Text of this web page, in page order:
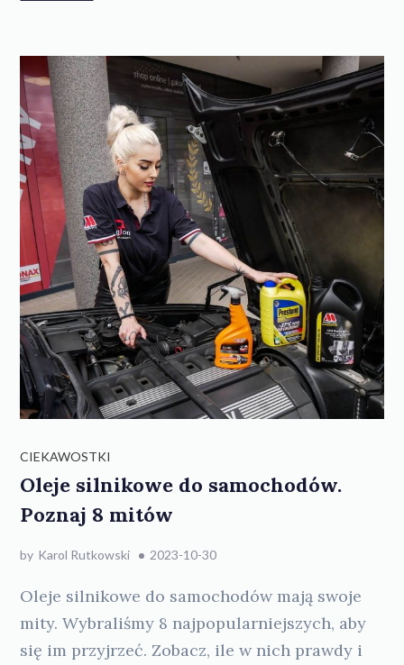
CIEKAWOSTKI
Oleje silnikowe do samochodów.
Poznaj 8 mitów
by Karol Rutkowski 2023-10-30
Oleje silnikowe do samochodów mają swoje
mity. Wybraliśmy 8 najpopularniejszych, aby
się im przyjrzeć. Zobacz, ile w nich prawdy i